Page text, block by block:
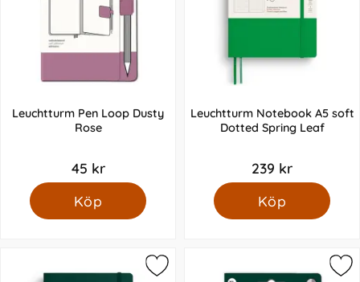
Leuchtturm Pen Loop Dusty
Rose
45 kr
Köp
Leuchtturm Notebook A5 soft
Dotted Spring Leaf
239 kr
Köp